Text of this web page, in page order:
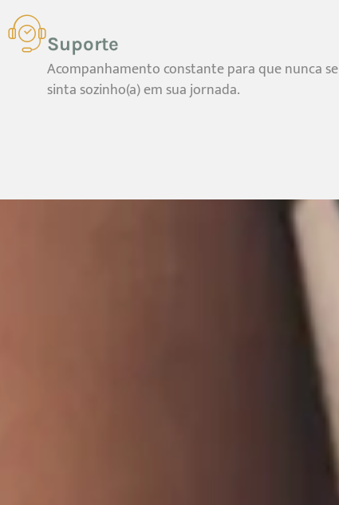
Suporte
Acompanhamento constante para que nunca se
sinta sozinho(a) em sua jornada.